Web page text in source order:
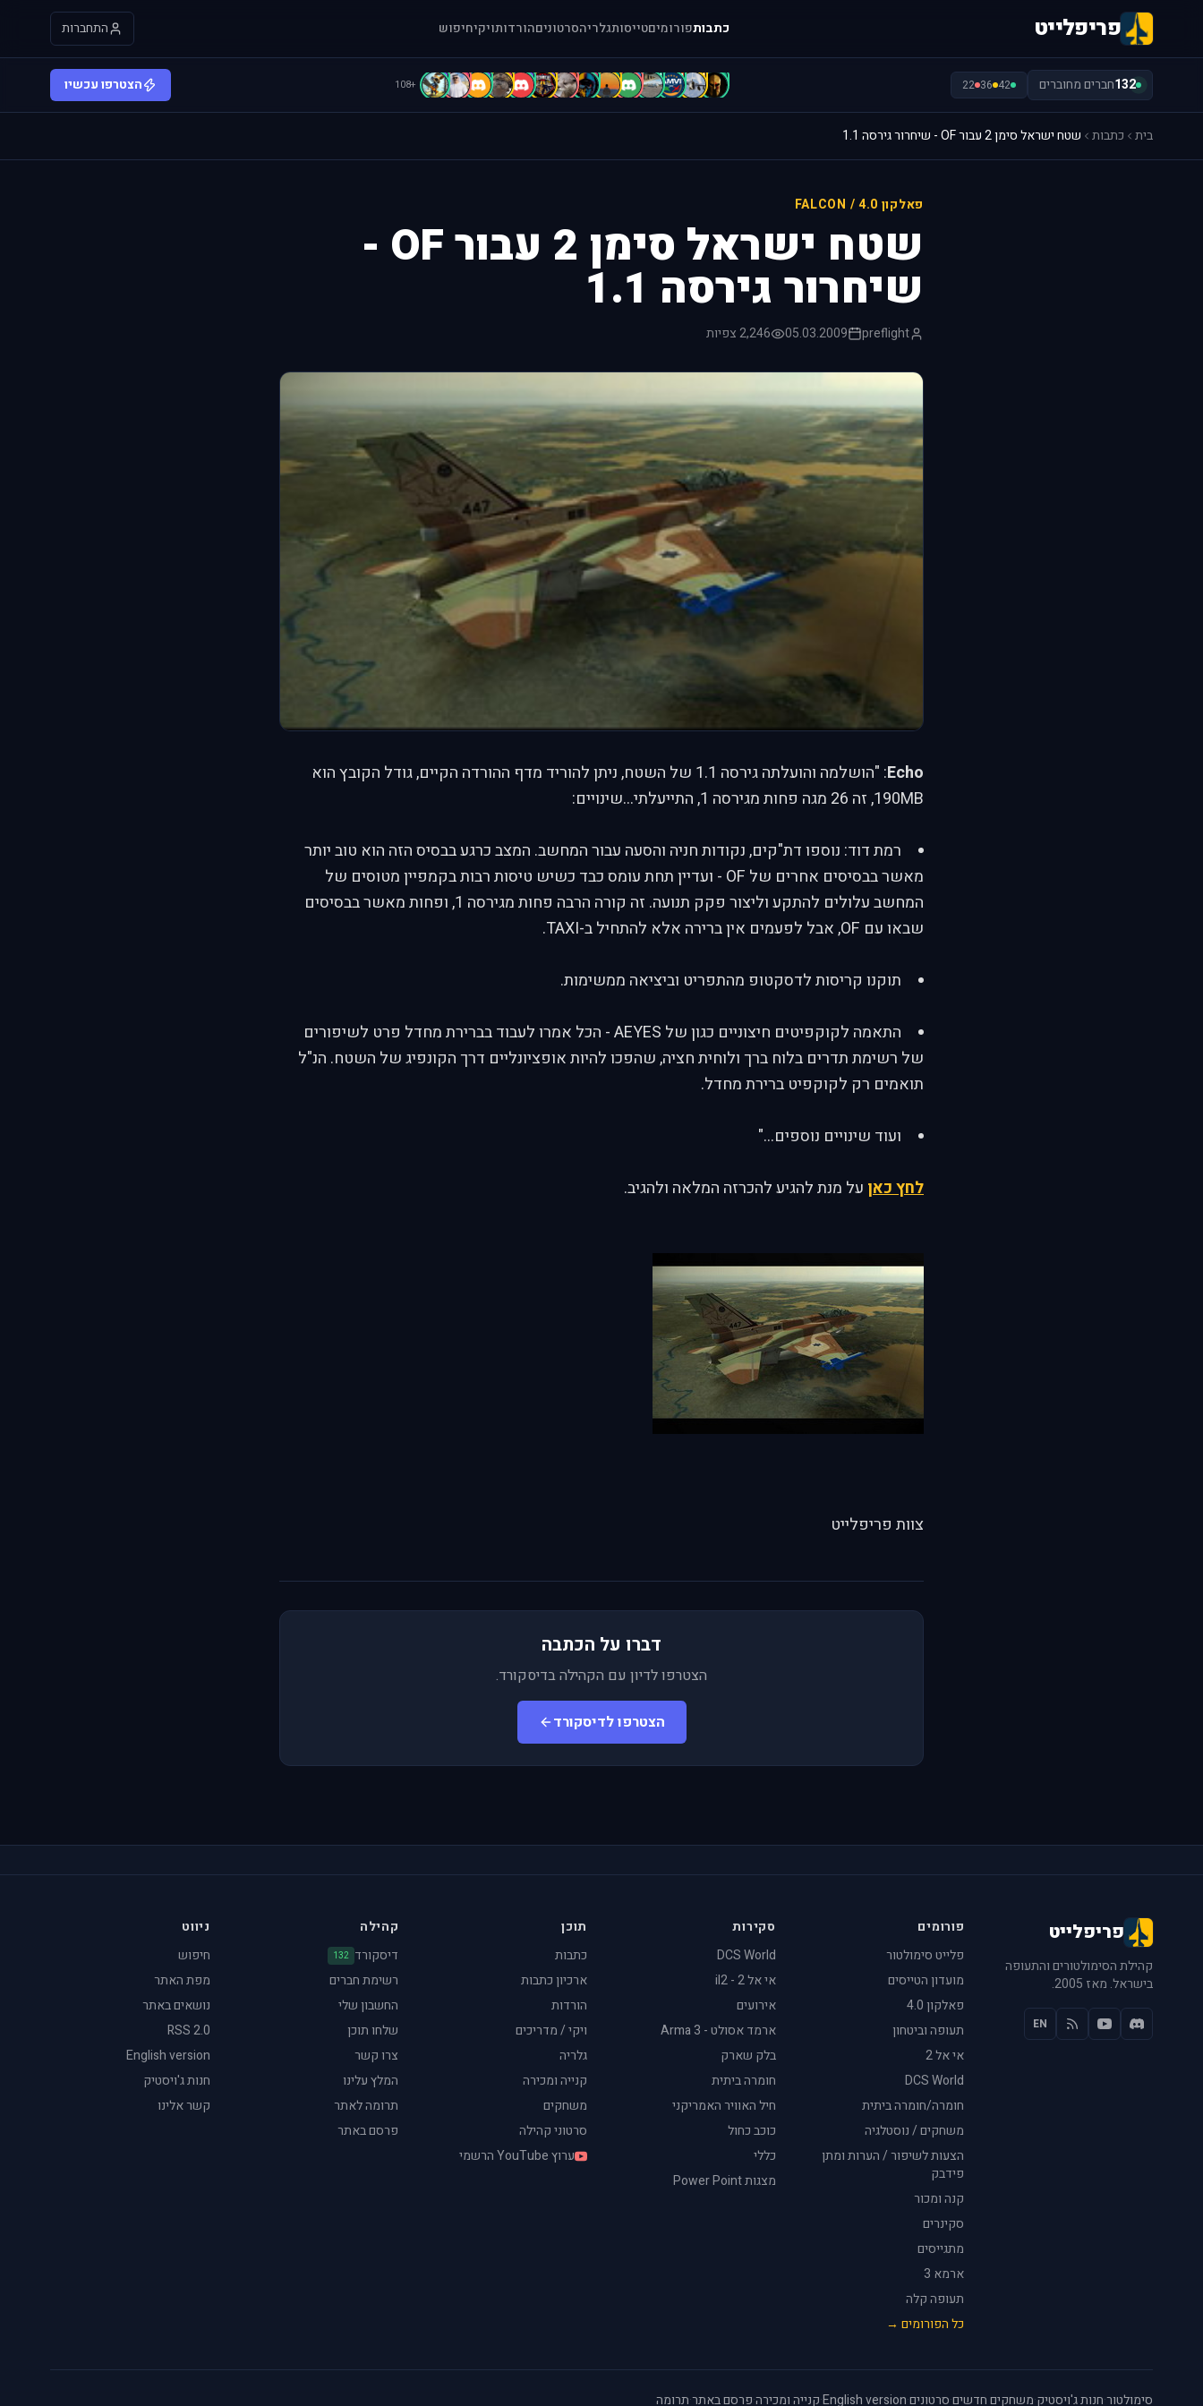
פריפלייט כתבותפורומיםטייסותגלריהסרטוניםהורדותויקיחיפוש התחברות
132חברים מחוברים 42
36
22
=
[
[
[
a
A
A
A
b
b
B
B
c
C
+108 הצטרפו עכשיו
בית כתבות שטח ישראל סימן 2 עבור OF - שיחרור גירסה 1.1
פאלקון 4.0 / FALCON
שטח ישראל סימן 2 עבור OF -
שיחרור גירסה 1.1
preflight
05.03.2009 2,246 צפיות
Echo
: "הושלמה והועלתה גירסה 1.1 של השטח, ניתן להוריד מדף ההורדה הקיים, גודל הקובץ הוא
190MB, זה 26 מגה פחות מגירסה 1, התייעלתי...שינויים:
רמת דוד: נוספו דת"קים, נקודות חניה והסעה עבור המחשב. המצב כרגע בבסיס הזה הוא טוב יותר
מאשר בבסיסים אחרים של OF - ועדיין תחת עומס כבד כשיש טיסות רבות בקמפיין מטוסים של
המחשב עלולים להתקע וליצור פקק תנועה. זה קורה הרבה פחות מגירסה 1, ופחות מאשר בבסיסים
שבאו עם OF, אבל לפעמים אין ברירה אלא להתחיל ב-TAXI.
תוקנו קריסות לדסקטופ מהתפריט וביציאה ממשימות.
התאמה לקוקפיטים חיצוניים כגון של AEYES - הכל אמרו לעבוד בברירת מחדל פרט לשיפורים
של רשימת תדרים בלוח ברך ולוחית חציה, שהפכו להיות אופציונליים דרך הקונפיג של השטח. הנ"ל
תואמים רק לקוקפיט ברירת מחדל.
ועוד שינויים נוספים..."
לחץ כאן על מנת להגיע להכרזה המלאה ולהגיב.
צוות פריפלייט
דברו על הכתבה
הצטרפו לדיון עם הקהילה בדיסקורד.
הצטרפו לדיסקורד
פריפלייט
קהילת הסימולטורים והתעופה
בישראל. מאז 2005.
EN
פורומים
פלייט סימולטור
מועדון הטייסים
פאלקון 4.0
תעופה וביטחון
אי אל 2
DCS World
חומרה/חומרה ביתית
משחקים / נוסטלגיה
הצעות לשיפור / הערות ומתן
פידבק
קנה ומכור
סקינרים
מתגייסים
ארמא 3
תעופה קלה
כל הפורומים →
סקירות
DCS World
אי אל 2 - il2
אירועים
ארמד אסולט - Arma 3
בלק שארק
חומרה ביתית
חיל האוויר האמריקני
כוכב כחול
כללי
מצגות Power Point
תוכן
כתבות
ארכיון כתבות
הורדות
ויקי / מדריכים
גלריה
קנייה ומכירה
משחקים
סרטוני קהילה
ערוץ YouTube הרשמי
קהילה
דיסקורד 132
רשימת חברים
החשבון שלי
שלחו תוכן
צרו קשר
המלץ עלינו
תרומה לאתר
פרסם באתר
ניווט
חיפוש
מפת האתר
נושאים באתר
RSS 2.0
English version
חנות ג'ויסטיק
קשר אלינו
סימולטור·חנות ג'ויסטיק·משחקים חדשים·סרטונים·
English version
·קנייה ומכירה·פרסם באתר·תרומה